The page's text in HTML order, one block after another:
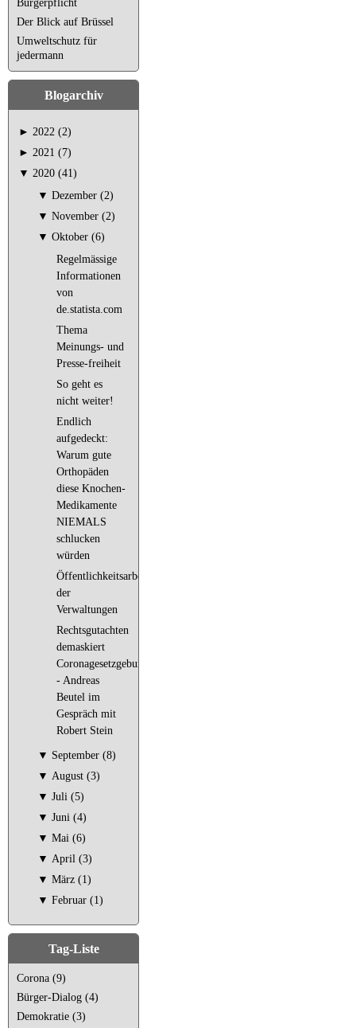
Bürgerpflicht
Der Blick auf Brüssel
Umweltschutz für
jedermann
Blogarchiv
► 2022 (2)
► 2021 (7)
▼ 2020 (41)
▼ Dezember (2)
▼ November (2)
▼ Oktober (6)
Regelmässige
Informationen
von
de.statista.com
Thema
Meinungs- und
Presse-freiheit
So geht es
nicht weiter!
Endlich
aufgedeckt:
Warum gute
Orthopäden
diese Knochen-
Medikamente
NIEMALS
schlucken
würden
Öffentlichkeitsarbeit
der
Verwaltungen
Rechtsgutachten
demaskiert
Coronagesetzgebung
- Andreas
Beutel im
Gespräch mit
Robert Stein
▼ September (8)
▼ August (3)
▼ Juli (5)
▼ Juni (4)
▼ Mai (6)
▼ April (3)
▼ März (1)
▼ Februar (1)
Tag-Liste
Corona (9)
Bürger-Dialog (4)
Demokratie (3)